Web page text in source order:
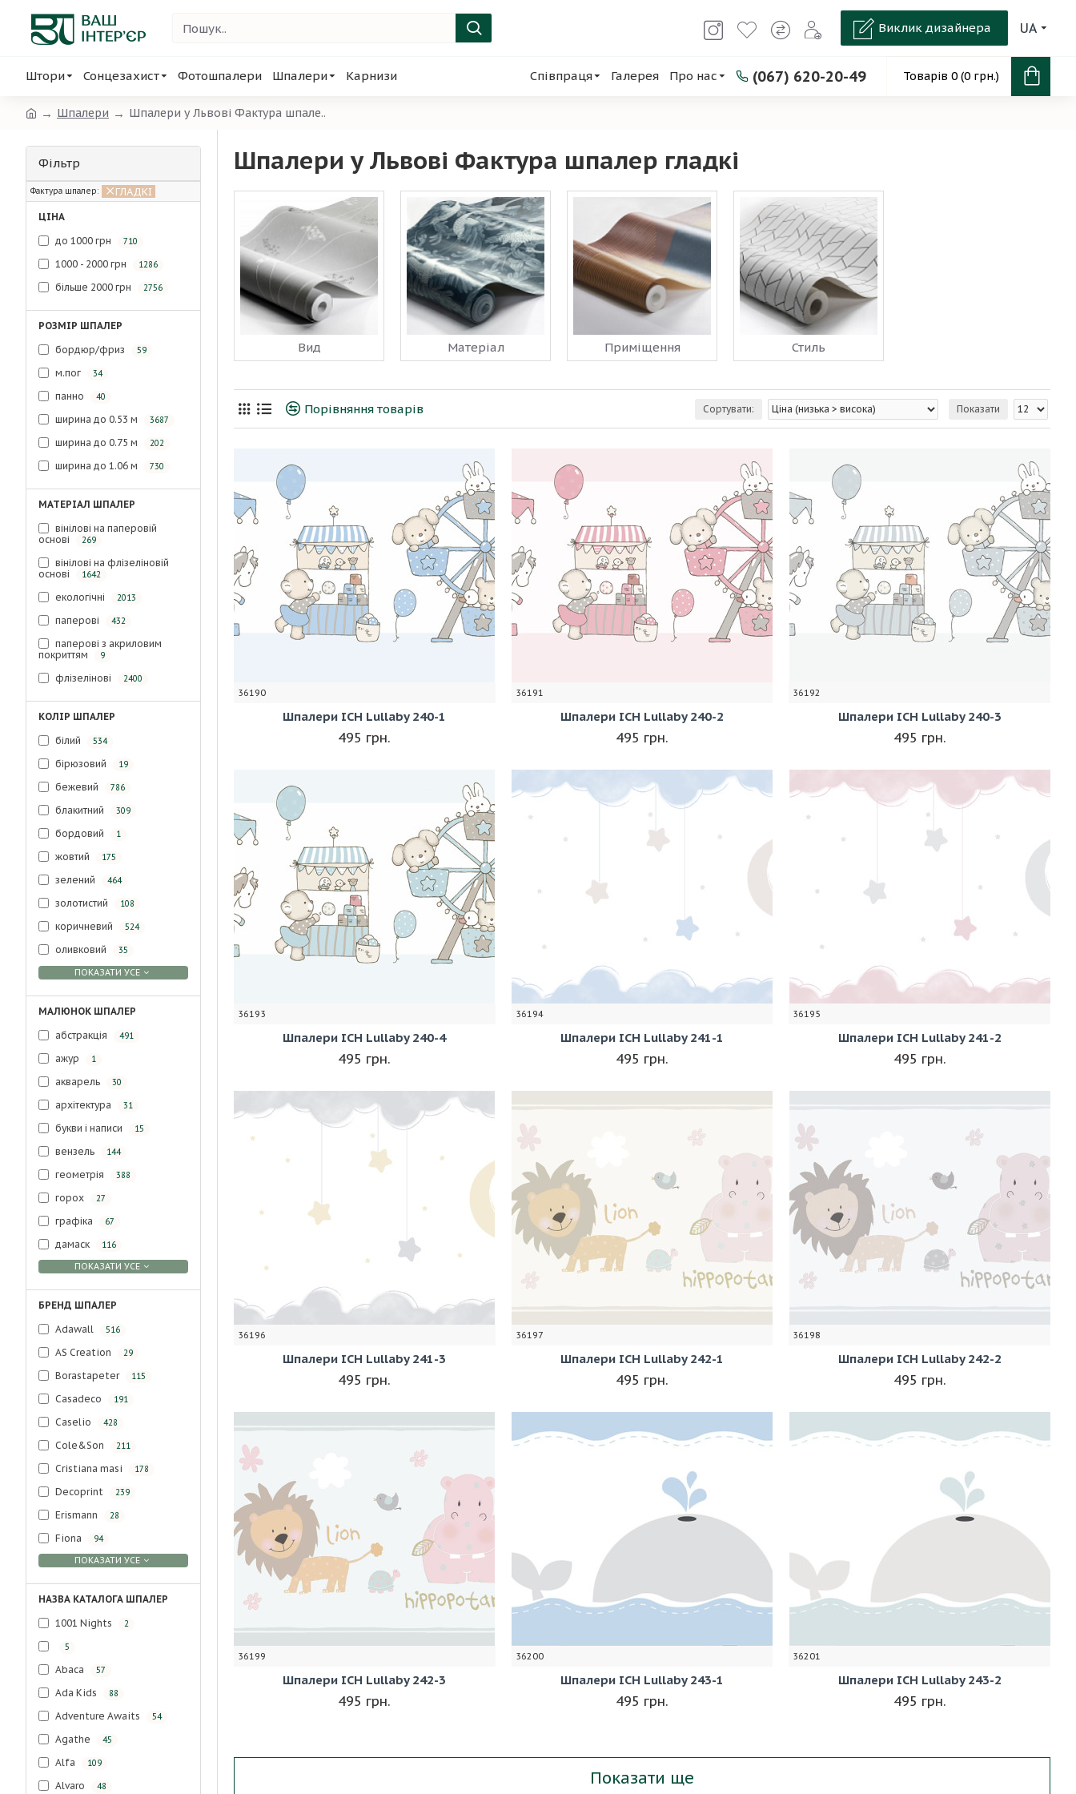
UA
Виклик дизайнера
Штори Сонцезахист Фотошпалери Шпалери Карнизи Співпраця Галерея Про нас (067) 620-20-49 Товарів 0 (0 грн.)
Шпалери Шпалери у Львові Фактура шпале..
Фільтр
Фактура шпалер: ГЛАДКІ
ЦІНА
до 1000 грн 710
1000 - 2000 грн 1286
більше 2000 грн 2756
РОЗМІР ШПАЛЕР
бордюр/фриз 59
м.пог 34
панно 40
ширина до 0.53 м 3687
ширина до 0.75 м 202
ширина до 1.06 м 730
МАТЕРІАЛ ШПАЛЕР
вінілові на паперовій
основі
269
вінілові на флізеліновій
основі
1642
екологічні 2013
паперові 432
паперові з акриловим
покриттям
9
флізелінові 2400
КОЛІР ШПАЛЕР
білий 534
бірюзовий 19
бежевий 786
блакитний 309
бордовий 1
жовтий 175
зелений 464
золотистий 108
коричневий 524
оливковий 35
ПОКАЗАТИ УСЕ
МАЛЮНОК ШПАЛЕР
абстракція 491
ажур 1
акварель 30
архітектура 31
букви і написи 15
вензель 144
геометрія 388
горох 27
графіка 67
дамаск 116
ПОКАЗАТИ УСЕ
БРЕНД ШПАЛЕР
Adawall 516
AS Creation 29
Borastapeter 115
Casadeco 191
Caselio 428
Cole&Son 211
Cristiana masi 178
Decoprint 239
Erismann 28
Fiona 94
ПОКАЗАТИ УСЕ
НАЗВА КАТАЛОГА ШПАЛЕР
1001 Nights 2
5
Abaca 57
Ada Kids 88
Adventure Awaits 54
Agathe 45
Alfa 109
Alvaro 48
Шпалери у Львові Фактура шпалер гладкі
Вид Матеріал Приміщення Стиль
Порівняння товарів Сортувати: Показати
36190
Шпалери ICH Lullaby 240-1
495 грн.
36191
Шпалери ICH Lullaby 240-2
495 грн.
36192
Шпалери ICH Lullaby 240-3
495 грн.
36193
Шпалери ICH Lullaby 240-4
495 грн.
36194
Шпалери ICH Lullaby 241-1
495 грн.
36195
Шпалери ICH Lullaby 241-2
495 грн.
36196
Шпалери ICH Lullaby 241-3
495 грн.
36197
Шпалери ICH Lullaby 242-1
495 грн.
36198
Шпалери ICH Lullaby 242-2
495 грн.
36199
Шпалери ICH Lullaby 242-3
495 грн.
36200
Шпалери ICH Lullaby 243-1
495 грн.
36201
Шпалери ICH Lullaby 243-2
495 грн.
Показати ще